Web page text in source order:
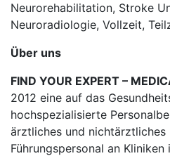
Neurorehabilitation, Stroke
Neuroradiologie, Vollzeit,
Über uns
FIND YOUR EXPERT –
2012 eine auf das
hochspezialisierte
ärztliches und nichtärztliches
Führungspersonal an Kliniken